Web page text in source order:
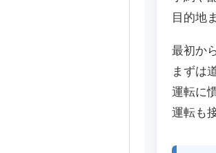
目的地
最初か
まずは
運転に
運転も